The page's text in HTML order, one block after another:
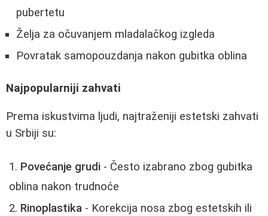
pubertetu
Želja za očuvanjem mladalačkog izgleda
Povratak samopouzdanja nakon gubitka oblina
Najpopularniji zahvati
Prema iskustvima ljudi, najtraženiji estetski zahvati
u Srbiji su:
Povećanje grudi - Često izabrano zbog gubitka
oblina nakon trudnoće
Rinoplastika - Korekcija nosa zbog estetskih ili